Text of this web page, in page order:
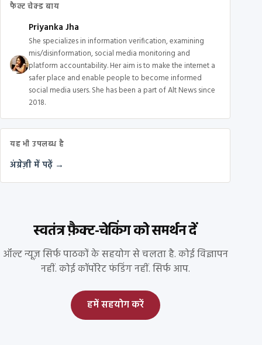
फैक्ट चेक्ड बाय
Priyanka Jha
She specializes in information verification, examining
mis/disinformation, social media monitoring and
platform accountability. Her aim is to make the internet a
safer place and enable people to become informed
social media users. She has been a part of Alt News since
2018.
यह भी उपलब्ध है
अंग्रेज़ी में पढ़ें →
स्वतंत्र फ़ैक्ट-चेकिंग को समर्थन दें
ऑल्ट न्यूज़ सिर्फ पाठकों के सहयोग से चलता है. कोई विज्ञापन
नहीं. कोई कॉर्पोरेट फंडिंग नहीं. सिर्फ आप.
हमें सहयोग करें